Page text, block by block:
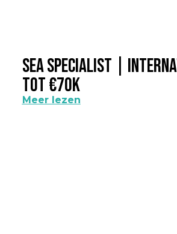
SEA Specialist |
Tot €70k
Meer lezen